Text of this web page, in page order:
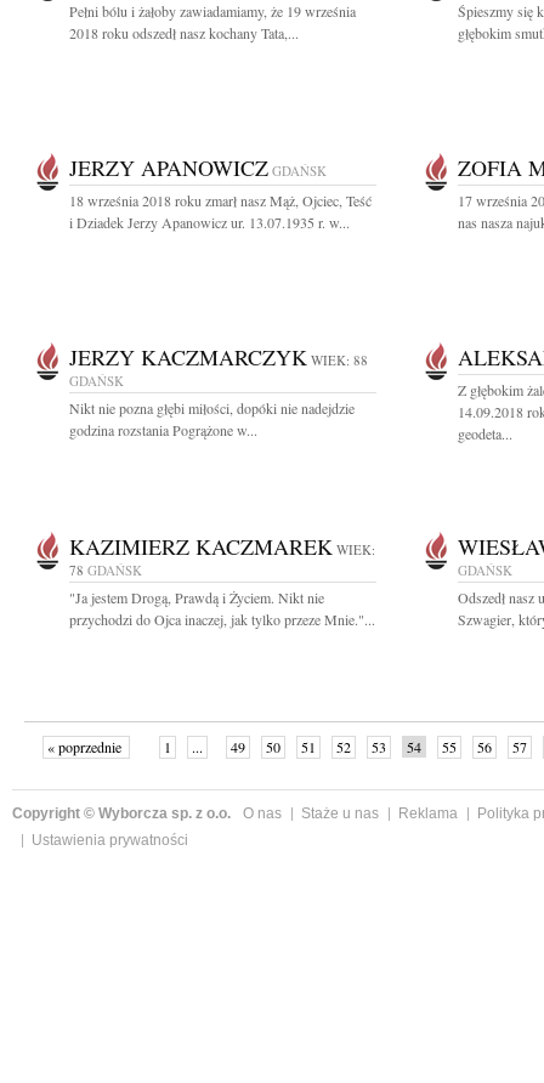
Pełni bólu i żałoby zawiadamiamy, że 19 września
2018 roku odszedł nasz kochany Tata,...
Śpieszmy się
głębokim
JERZY APANOWICZ GDAŃSK
18 września 2018 roku zmarł nasz Mąż, Ojciec, Teść
i Dziadek Jerzy Apanowicz ur. 13.07.1935 r. w...
ZOFIA
17 września
nas nasza
JERZY KACZMARCZYK WIEK: 88
GDAŃSK
Nikt nie pozna głębi miłości, dopóki nie nadejdzie
godzina rozstania Pogrążone w...
Z głębokim
14.09.2018
geodeta...
KAZIMIERZ KACZMAREK WIEK:
78 GDAŃSK
"Ja jestem Drogą, Prawdą i Życiem. Nikt nie
przychodzi do Ojca inaczej, jak tylko przeze Mnie."...
GDAŃSK
Odszedł nasz
Szwagier,
« poprzednie 1 ... 49 50 51 52 53 54 55 56
57
Copyright © Wyborcza sp. z o.o. O nas Staże u nas Reklama
Polityka
Ustawienia prywatności